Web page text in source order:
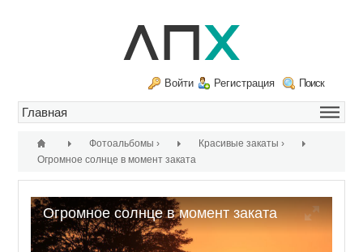
Поиск
Войти Регистрация
Фотоальбомы › Красивые закаты ›
Огромное солнце в момент заката
Огромное солнце в момент заката